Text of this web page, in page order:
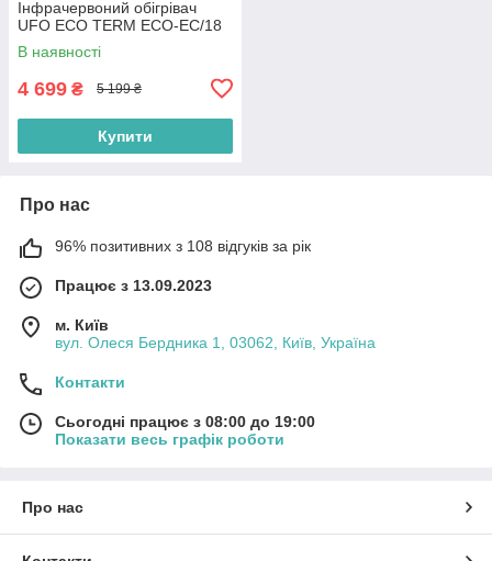
Інфрачервоний обігрівач
UFO ECO TERM ECO-EC/18
В наявності
4 699 ₴ 5 199 ₴
Купити
Про нас
96% позитивних з 108 відгуків за рік
Працює з 13.09.2023
м. Київ
вул. Олеся Бердника 1, 03062, Київ, Україна
Контакти
Сьогодні працює з 08:00 до 19:00
Показати весь графік роботи
Про нас